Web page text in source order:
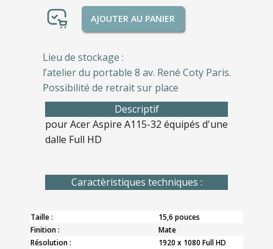
AJOUTER AU PANIER
Lieu de stockage :
l’atelier du portable 8 av. René Coty Paris.
Possibilité de retrait sur place
Descriptif
pour Acer Aspire A115-32 équipés d'une
dalle Full HD
Caractèristiques techniques :
Taille :
15,6 pouces
Finition :
Mate
Résolution :
1920 x 1080 Full HD